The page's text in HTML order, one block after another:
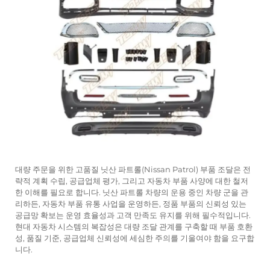
대량 주문을 위한 고품질 닛산 파트롤(Nissan Patrol) 부품 조달은 전
략적 계획 수립, 공급업체 평가, 그리고 자동차 부품 사양에 대한 철저
한 이해를 필요로 합니다. 닛산 파트롤 차량의 운용 중인 차량 군을 관
리하든, 자동차 부품 유통 사업을 운영하든, 정품 부품의 신뢰성 있는
공급망 확보는 운영 효율성과 고객 만족도 유지를 위해 필수적입니다.
현대 자동차 시스템의 복잡성은 대량 조달 관계를 구축할 때 부품 호환
성, 품질 기준, 공급업체 신뢰성에 세심한 주의를 기울여야 함을 요구합
니다.